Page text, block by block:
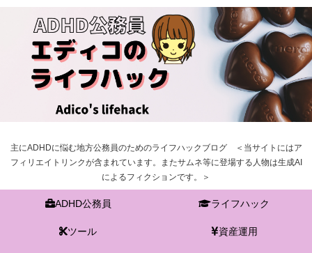
主にADHDに悩む地方公務員のためのライフハックブログ ＜当サイトにはア
フィリエイトリンクが含まれています。またサムネ等に登場する人物は生成AI
によるフィクションです。＞
ADHD公務員 ライフハック
ツール 資産運用